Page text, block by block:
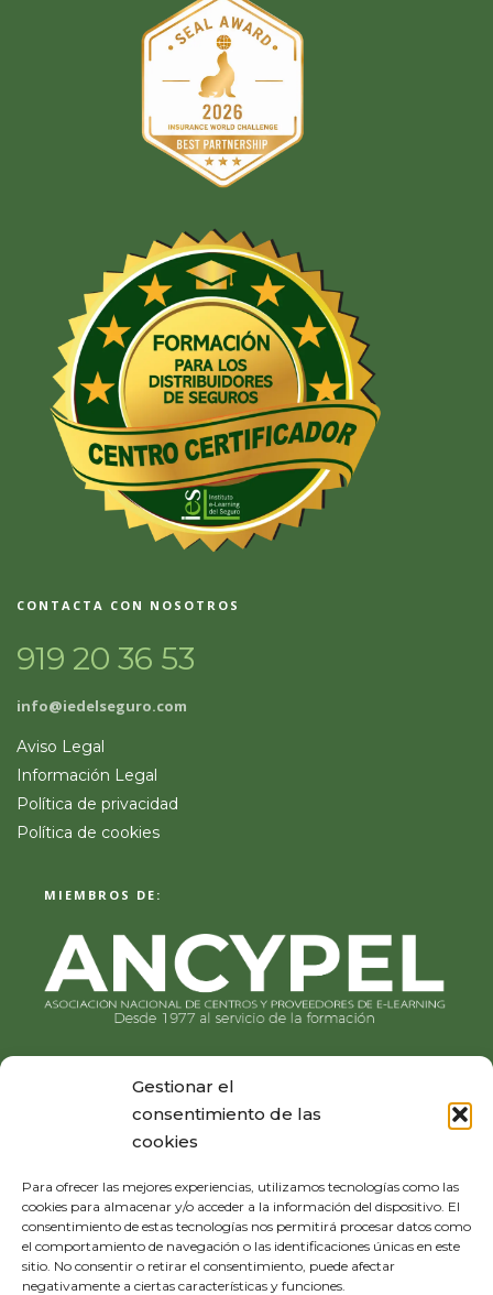
Gestionar el
consentimiento de las
cookies
Para ofrecer las mejores experiencias, utilizamos tecnologías como las
cookies para almacenar y/o acceder a la información del dispositivo. El
consentimiento de estas tecnologías nos permitirá procesar datos como
el comportamiento de navegación o las identificaciones únicas en este
sitio. No consentir o retirar el consentimiento, puede afectar
negativamente a ciertas características y funciones.
CONTACTA CON NOSOTROS
919 20 36 53
info@iedelseguro.com
Aviso Legal
Información Legal
Política de privacidad
Política de cookies
MIEMBROS DE: